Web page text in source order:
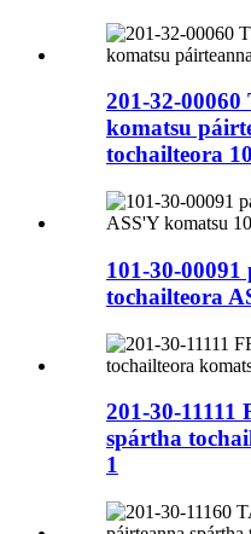
201-32-
komatsu
tochailteora
101-30-
tochailteora
201-30-
spártha
1